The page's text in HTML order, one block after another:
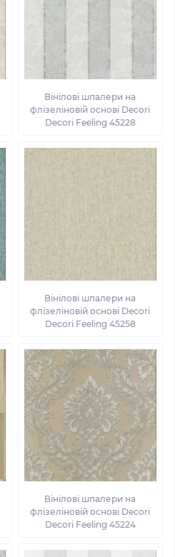
Вінілові шпалери на
флізеліновій основі Decori
Decori Feeling 45228
Вінілові шпалери на
флізеліновій основі Decori
Decori Feeling 45258
Вінілові шпалери на
флізеліновій основі Decori
Decori Feeling 45224